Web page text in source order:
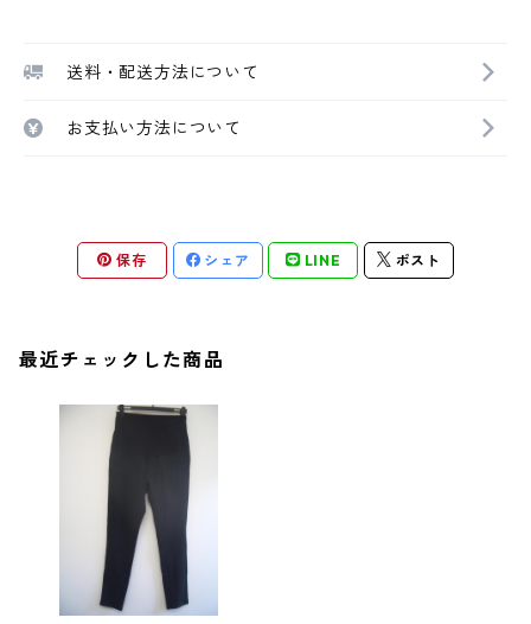
送料・配送方法について
お支払い方法について
保存 シェア LINE ポスト
最近チェックした商品